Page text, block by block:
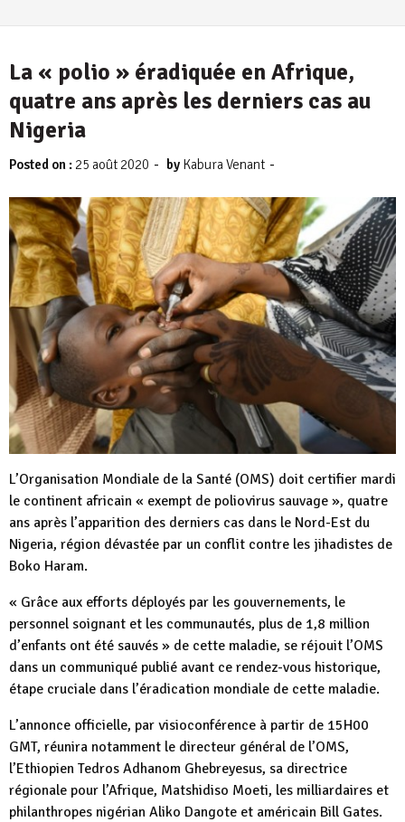
La « polio » éradiquée en Afrique,
quatre ans après les derniers cas au
Nigeria
Posted on : 25 août 2020 - by Kabura Venant -
L’Organisation Mondiale de la Santé (OMS) doit certifier mardi
le continent africain « exempt de poliovirus sauvage », quatre
ans après l’apparition des derniers cas dans le Nord-Est du
Nigeria, région dévastée par un conflit contre les jihadistes de
Boko Haram.
« Grâce aux efforts déployés par les gouvernements, le
personnel soignant et les communautés, plus de 1,8 million
d’enfants ont été sauvés » de cette maladie, se réjouit l’OMS
dans un communiqué publié avant ce rendez-vous historique,
étape cruciale dans l’éradication mondiale de cette maladie.
L’annonce officielle, par visioconférence à partir de 15H00
GMT, réunira notamment le directeur général de l’OMS,
l’Ethiopien Tedros Adhanom Ghebreyesus, sa directrice
régionale pour l’Afrique, Matshidiso Moeti, les milliardaires et
philanthropes nigérian Aliko Dangote et américain Bill Gates.